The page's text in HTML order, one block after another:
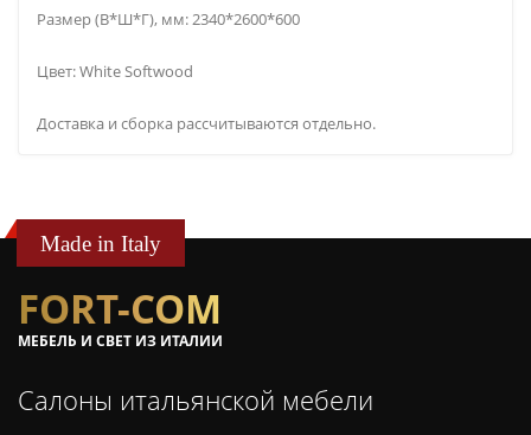
Размер (В*Ш*Г), мм: 2340*2600*600
Цвет: White Softwood
Доставка и сборка рассчитываются отдельно.
Made in Italy
FORT-COM
МЕБЕЛЬ И СВЕТ ИЗ ИТАЛИИ
Салоны итальянской мебели